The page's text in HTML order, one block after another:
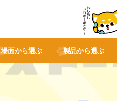
場面から選ぶ 製品から選ぶ